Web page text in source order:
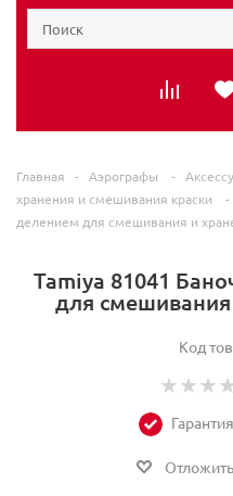
Главная - Аэрографы -
хранения и смешивания краски
-
делением для смешивания и
Tamiya 81041
для
Код
Отложить